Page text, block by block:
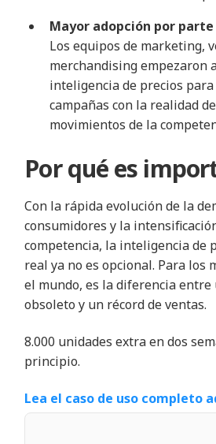
Mayor adopción por parte
Los equipos de marketing,
merchandising empezaron
inteligencia de precios
campañas con la realidad
movimientos de la
Por qué es
Con la rápida evolución de la
consumidores y la
competencia, la inteligencia de
real ya no es opcional. Para los
el mundo, es la diferencia
obsoleto y un récord de ventas.
8.000 unidades extra en dos
principio.
Lea el caso de uso completo